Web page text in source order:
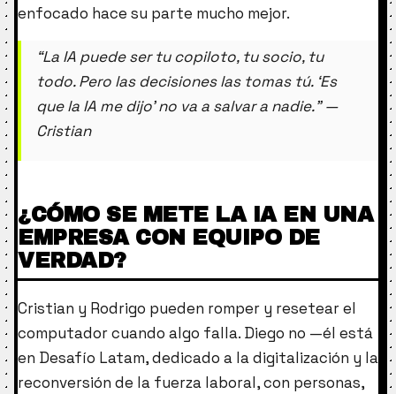
enfocado hace su parte mucho mejor.
“La IA puede ser tu copiloto, tu socio, tu
todo. Pero las decisiones las tomas tú. ‘Es
que la IA me dijo’ no va a salvar a nadie.” —
Cristian
¿CÓMO SE METE LA IA EN UNA
EMPRESA CON EQUIPO DE
VERDAD?
Cristian y Rodrigo pueden romper y resetear el
computador cuando algo falla. Diego no —él está
en Desafío Latam, dedicado a la digitalización y la
reconversión de la fuerza laboral, con personas,